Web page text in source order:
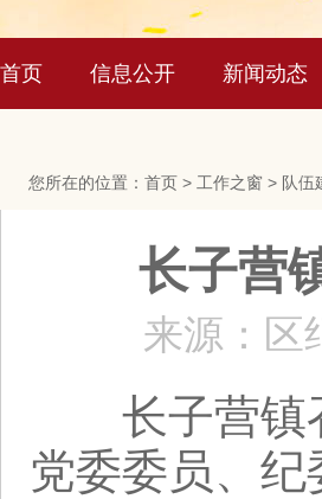
首页 信息公开 新闻动态
您所在的位置： 首页 > 工作之窗 > 队伍
长子营
来源：区
长子营镇召
党委委员、